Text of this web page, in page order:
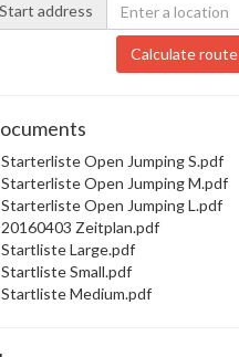
Start address
Calculate route
Open Jumping S.pdf
Open Jumping M.pdf
Open Jumping L.pdf
Zeitplan.pdf
Large.pdf
Small.pdf
Medium.pdf